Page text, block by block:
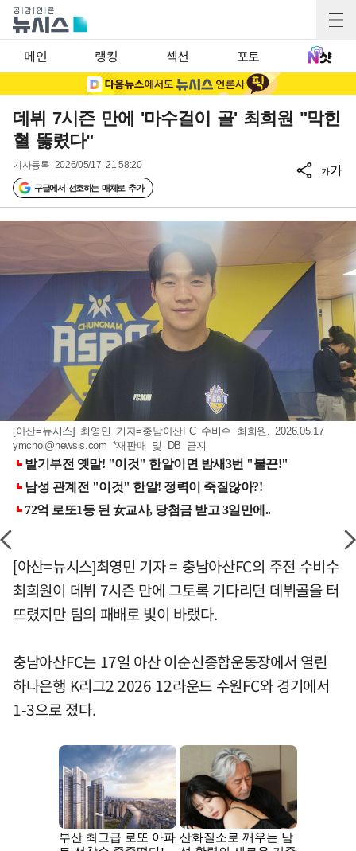
메인 랭킹 섹션 포토
데뷔 7시즌 만에 '마수걸이 골' 최희원 "막힌
혈 뚫렸다"
기사등록 2026/05/17 21:58:20
구글에서 선호하는 매체로 추가
가가
[아산=뉴시스] 최영민 기자=충남아산FC 수비수 최희원. 2026.05.17
ymchoi@newsis.com *재판매 및 DB 금지
[아산=뉴시스]최영민 기자 = 충남아산FC의 주전 수비수
최희원이 데뷔 7시즌 만에 그토록 기다리던 데뷔골을 터
뜨렸지만 팀의 패배로 빛이 바랬다.
충남아산FC는 17일 아산 이순신종합운동장에서 열린
하나은행 K리그2 2026 12라운드 수원FC와 경기에서
1-3으로 졌다.